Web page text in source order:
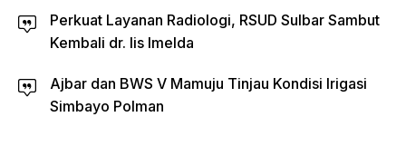
Perkuat Layanan Radiologi, RSUD Sulbar Sambut
Kembali dr. Iis Imelda
Ajbar dan BWS V Mamuju Tinjau Kondisi Irigasi
Simbayo Polman